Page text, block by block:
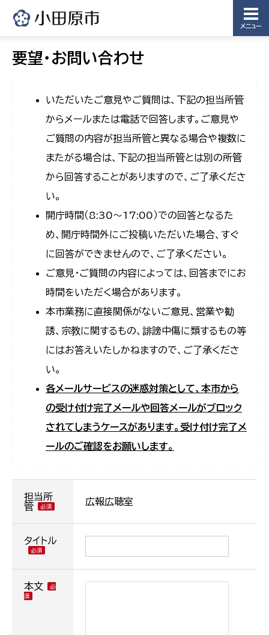
メニュー
要望・お問い合わせ
いただいたご意見やご質問は、下記の担当所管
からメールまたは電話で回答します。ご意見や
ご質問の内容が担当所管と異なる場合や複数に
またがる場合は、下記の担当所管とは別の所管
から回答することがありますので、ご了承くださ
い。
開庁時間（8:30〜17:00）での回答となるた
め、開庁時間外にご投稿いただいた場合、すぐ
に回答ができませんので、ご了承ください。
ご意見・ご質問の内容によっては、回答までにお
時間をいただく場合があります。
本市業務に直接関係がないご意見、営業や勧
誘、宗教に関するもの、誹謗中傷に類するもの等
にはお答えいたしかねますので、ご了承くださ
い。
各メールサービスの迷惑対策として、本市から
の受け付け完了メールや回答メールがブロック
されてしまうケースがあります。受け付け完了メ
ールのご確認をお願いします。
担当所
管
広報広聴室
タイトル
本文